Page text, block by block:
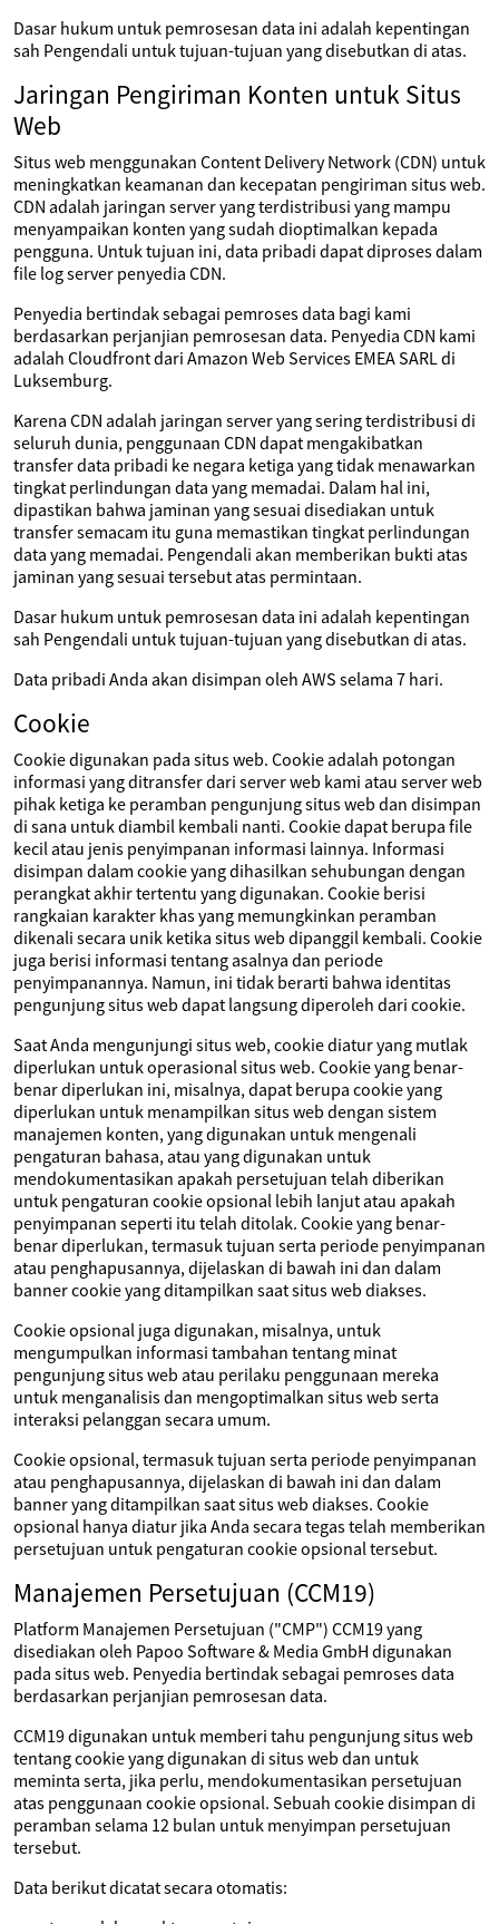
Dasar hukum untuk pemrosesan data ini adalah kepentingan
sah Pengendali untuk tujuan-tujuan yang disebutkan di atas.
Jaringan Pengiriman Konten untuk Situs
Web
Situs web menggunakan Content Delivery Network (CDN) untuk
meningkatkan keamanan dan kecepatan pengiriman situs web.
CDN adalah jaringan server yang terdistribusi yang mampu
menyampaikan konten yang sudah dioptimalkan kepada
pengguna. Untuk tujuan ini, data pribadi dapat diproses dalam
file log server penyedia CDN.
Penyedia bertindak sebagai pemroses data bagi kami
berdasarkan perjanjian pemrosesan data. Penyedia CDN kami
adalah Cloudfront dari Amazon Web Services EMEA SARL di
Luksemburg.
Karena CDN adalah jaringan server yang sering terdistribusi di
seluruh dunia, penggunaan CDN dapat mengakibatkan
transfer data pribadi ke negara ketiga yang tidak menawarkan
tingkat perlindungan data yang memadai. Dalam hal ini,
dipastikan bahwa jaminan yang sesuai disediakan untuk
transfer semacam itu guna memastikan tingkat perlindungan
data yang memadai. Pengendali akan memberikan bukti atas
jaminan yang sesuai tersebut atas permintaan.
Dasar hukum untuk pemrosesan data ini adalah kepentingan
sah Pengendali untuk tujuan-tujuan yang disebutkan di atas.
Data pribadi Anda akan disimpan oleh AWS selama 7 hari.
Cookie
Cookie digunakan pada situs web. Cookie adalah potongan
informasi yang ditransfer dari server web kami atau server web
pihak ketiga ke peramban pengunjung situs web dan disimpan
di sana untuk diambil kembali nanti. Cookie dapat berupa file
kecil atau jenis penyimpanan informasi lainnya. Informasi
disimpan dalam cookie yang dihasilkan sehubungan dengan
perangkat akhir tertentu yang digunakan. Cookie berisi
rangkaian karakter khas yang memungkinkan peramban
dikenali secara unik ketika situs web dipanggil kembali. Cookie
juga berisi informasi tentang asalnya dan periode
penyimpanannya. Namun, ini tidak berarti bahwa identitas
pengunjung situs web dapat langsung diperoleh dari cookie.
Saat Anda mengunjungi situs web, cookie diatur yang mutlak
diperlukan untuk operasional situs web. Cookie yang benar-
benar diperlukan ini, misalnya, dapat berupa cookie yang
diperlukan untuk menampilkan situs web dengan sistem
manajemen konten, yang digunakan untuk mengenali
pengaturan bahasa, atau yang digunakan untuk
mendokumentasikan apakah persetujuan telah diberikan
untuk pengaturan cookie opsional lebih lanjut atau apakah
penyimpanan seperti itu telah ditolak. Cookie yang benar-
benar diperlukan, termasuk tujuan serta periode penyimpanan
atau penghapusannya, dijelaskan di bawah ini dan dalam
banner cookie yang ditampilkan saat situs web diakses.
Cookie opsional juga digunakan, misalnya, untuk
mengumpulkan informasi tambahan tentang minat
pengunjung situs web atau perilaku penggunaan mereka
untuk menganalisis dan mengoptimalkan situs web serta
interaksi pelanggan secara umum.
Cookie opsional, termasuk tujuan serta periode penyimpanan
atau penghapusannya, dijelaskan di bawah ini dan dalam
banner yang ditampilkan saat situs web diakses. Cookie
opsional hanya diatur jika Anda secara tegas telah memberikan
persetujuan untuk pengaturan cookie opsional tersebut.
Manajemen Persetujuan (CCM19)
Platform Manajemen Persetujuan ("CMP") CCM19 yang
disediakan oleh Papoo Software & Media GmbH digunakan
pada situs web. Penyedia bertindak sebagai pemroses data
berdasarkan perjanjian pemrosesan data.
CCM19 digunakan untuk memberi tahu pengunjung situs web
tentang cookie yang digunakan di situs web dan untuk
meminta serta, jika perlu, mendokumentasikan persetujuan
atas penggunaan cookie opsional. Sebuah cookie disimpan di
peramban selama 12 bulan untuk menyimpan persetujuan
tersebut.
Data berikut dicatat secara otomatis: